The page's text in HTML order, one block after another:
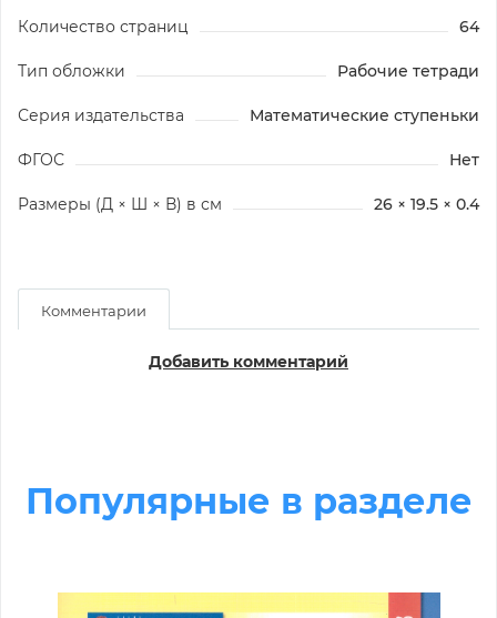
Количество страниц 64
Тип обложки Рабочие тетради
Серия издательства Математические ступеньки
ФГОС Нет
Размеры (Д × Ш × В) в см 26 × 19.5 × 0.4
Комментарии
Добавить комментарий
Популярные в разделе